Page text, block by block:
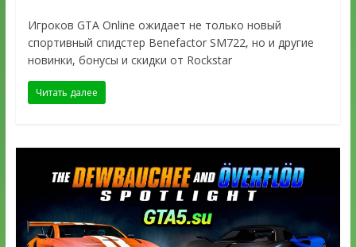
Игроков GTA Online ожидает не только новый
cпортивный спидстер Benefactor SM722, но и другие
новинки, бонусы и скидки от Rockstar
Читать далее